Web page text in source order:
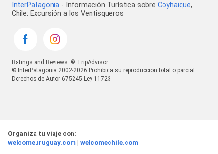
InterPatagonia - Información Turística sobre Coyhaique,
Chile: Excursión a los Ventisqueros
Ratings and Reviews: © TripAdvisor
© InterPatagonia 2002-2026 Prohibida su reproducción total o parcial.
Derechos de Autor 675245 Ley 11723
Organiza tu viaje con:
welcomeuruguay.com | welcomechile.com